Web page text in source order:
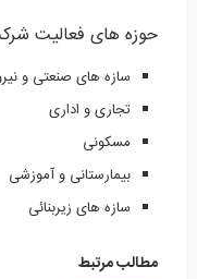
حوزه های فعالیت
سازه های صنعتی و
تجاری و اداری
مسکونی
بیمارستانی و آموزشی
سازه های زیربنائی
مطالب مرتبط